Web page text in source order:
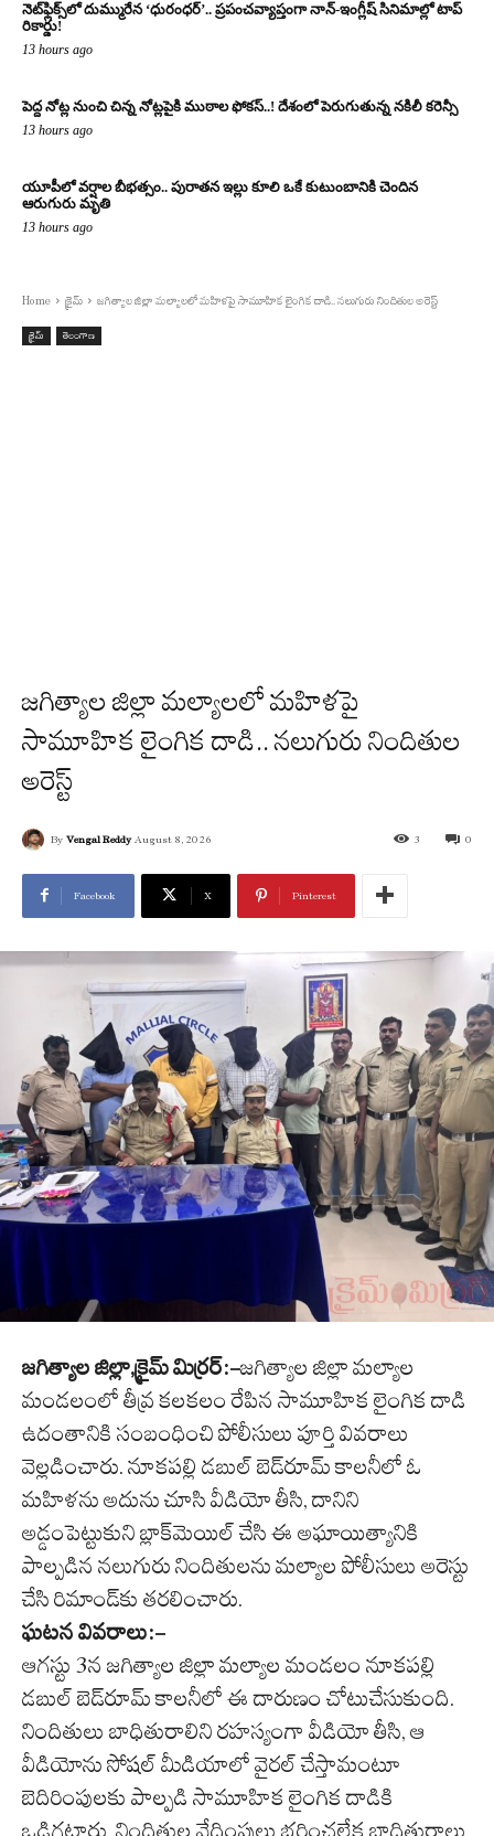
నెట్‌ఫ్లిక్స్‌లో దుమ్మురేన ‘ధురంధర్’.. ప్రపంచవ్యాప్తంగా నాన్-ఇంగ్లీష్ సినిమాల్లో టాప్
రికార్డు!
13 hours ago
పెద్ద నోట్ల నుంచి చిన్న నోట్లపైకి ముఠాల ఫోకస్..! దేశంలో పెరుగుతున్న నకిలీ కరెన్సీ
13 hours ago
యూపీలో వర్షాల బీభత్సం.. పురాతన ఇల్లు కూలి ఒకే కుటుంబానికి చెందిన
ఆరుగురు మృతి
13 hours ago